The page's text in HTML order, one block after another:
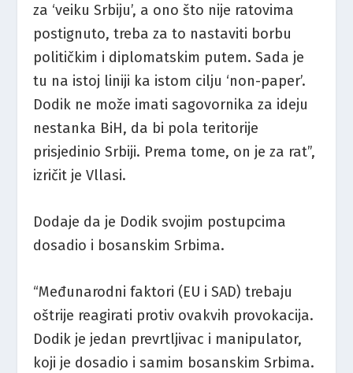
za ‘veiku Srbiju’, a ono što nije ratovima
postignuto, treba za to nastaviti borbu
političkim i diplomatskim putem. Sada je
tu na istoj liniji ka istom cilju ‘non-paper’.
Dodik ne može imati sagovornika za ideju
nestanka BiH, da bi pola teritorije
prisjedinio Srbiji. Prema tome, on je za rat”,
izričit je Vllasi.
Dodaje da je Dodik svojim postupcima
dosadio i bosanskim Srbima.
“Međunarodni faktori (EU i SAD) trebaju
oštrije reagirati protiv ovakvih provokacija.
Dodik je jedan prevrtljivac i manipulator,
koji je dosadio i samim bosanskim Srbima.